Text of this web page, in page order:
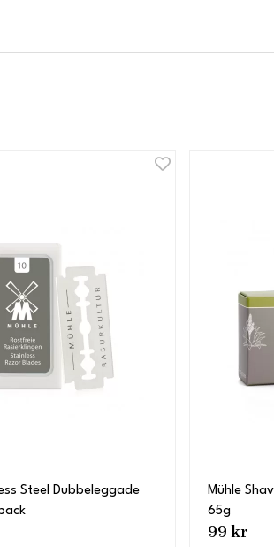
Steel Dubbeleggade
Mühle
65g
99 kr